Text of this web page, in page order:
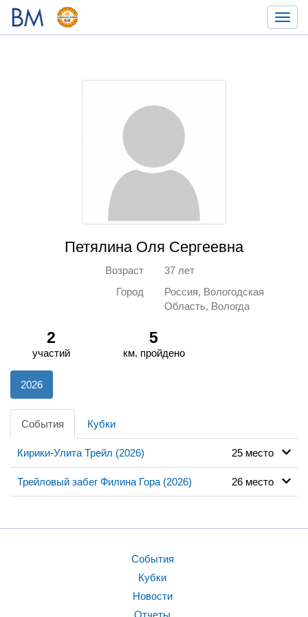
Петялина Оля Сергеевна
Возраст
37 лет
Город
Россия, Вологодская
Область, Вологда
2
участий
5
км. пройдено
2026
События Кубки
Кирики-Улита Трейл (2026) 25 место
Трейловый забег Филина Гора (2026) 26 место
События
Кубки
Новости
Отчеты